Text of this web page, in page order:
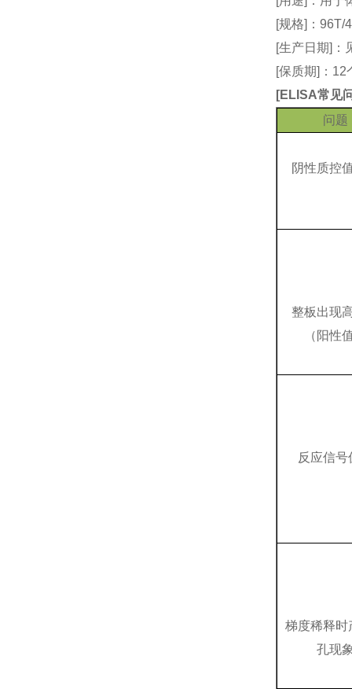
[规格]：96T/
[生产日期]：
[保质期]：
[ELISA常见
问题
阴性质控
整板出现
（阳性
反应信号
梯度稀释时
孔现